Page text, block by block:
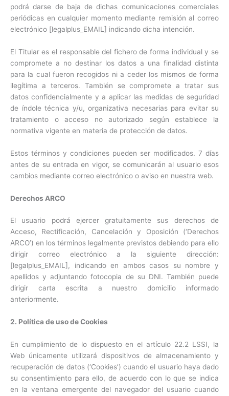
podrá darse de baja de dichas comunicaciones comerciales
periódicas en cualquier momento mediante remisión al correo
electrónico [legalplus_EMAIL] indicando dicha intención.
El Titular es el responsable del fichero de forma individual y se
compromete a no destinar los datos a una finalidad distinta
para la cual fueron recogidos ni a ceder los mismos de forma
ilegítima a terceros. También se compromete a tratar sus
datos confidencialmente y a aplicar las medidas de seguridad
de índole técnica y/u, organizativa necesarias para evitar su
tratamiento o acceso no autorizado según establece la
normativa vigente en materia de protección de datos.
Estos términos y condiciones pueden ser modificados. 7 días
antes de su entrada en vigor, se comunicarán al usuario esos
cambios mediante correo electrónico o aviso en nuestra web.
Derechos ARCO
El usuario podrá ejercer gratuitamente sus derechos de
Acceso, Rectificación, Cancelación y Oposición (‘Derechos
ARCO’) en los términos legalmente previstos debiendo para ello
dirigir correo electrónico a la siguiente dirección:
[legalplus_EMAIL], indicando en ambos casos su nombre y
apellidos y adjuntando fotocopia de su DNI. También puede
dirigir carta escrita a nuestro domicilio informado
anteriormente.
2. Política de uso de Cookies
En cumplimiento de lo dispuesto en el artículo 22.2 LSSI, la
Web únicamente utilizará dispositivos de almacenamiento y
recuperación de datos (‘Cookies’) cuando el usuario haya dado
su consentimiento para ello, de acuerdo con lo que se indica
en la ventana emergente del navegador del usuario cuando